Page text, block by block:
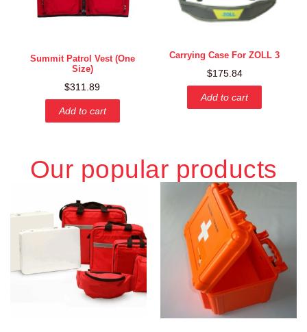
Summit Patrol Vest (One
Size)
$311.89
Add to cart
Carrying Case For ZOLL 3
$175.84
Add to cart
Our popular products